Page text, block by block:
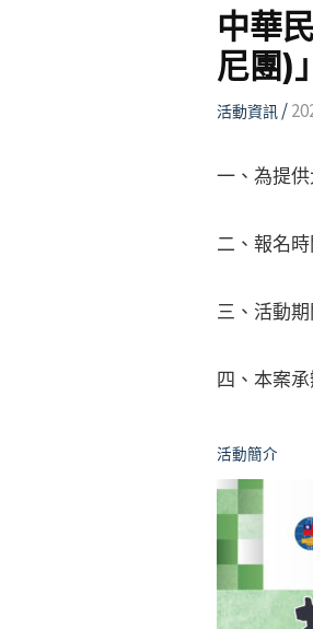
中華
尼團)
活動資訊/
一、為提
二、報名時
三、活動期
四、本案承
活動簡介